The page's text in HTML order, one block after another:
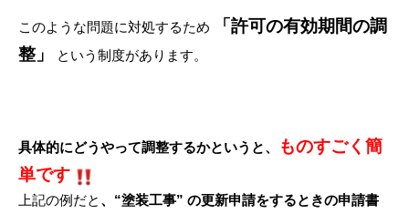
このような問題に対処するため
「許可の有効期間の調
整」
という制度があります。
具体的にどうやって調整するかというと、
ものすごく簡
単です
上記の例だと 、“塗装工事” の更新申請をするときの申請書